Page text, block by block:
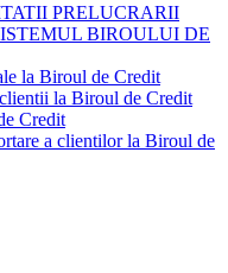
PRELUCRARII
BIROULUI DE
la Biroul de Credit
la Biroul de Credit
Credit
a clientilor la Biroul de